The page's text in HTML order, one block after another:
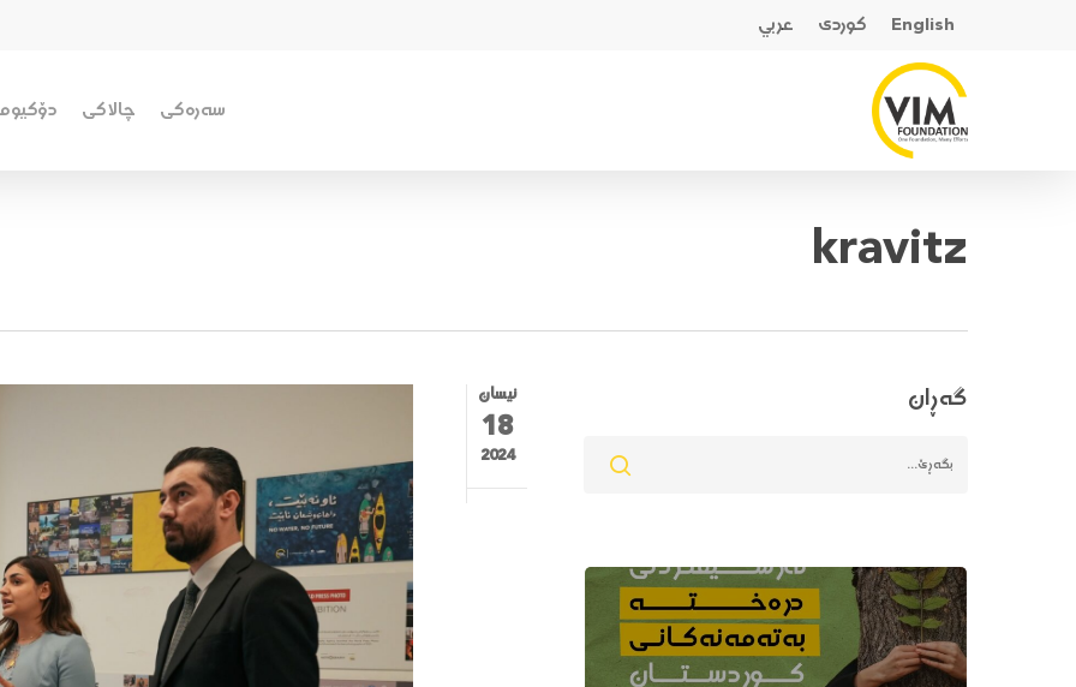
English کوردی عربي
سەرەکی چالاکی
kravitz
نیسان
18
2024
گەڕان